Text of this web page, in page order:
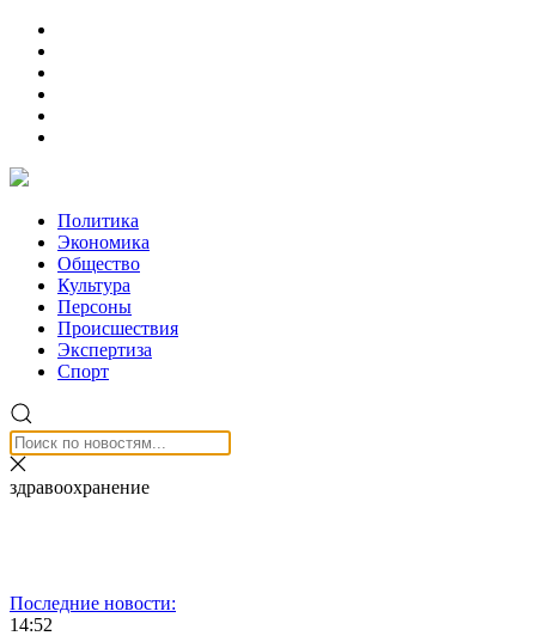
Политика
Экономика
Общество
Культура
Персоны
Происшествия
Экспертиза
Спорт
здравоохранение
Последние новости:
14:52